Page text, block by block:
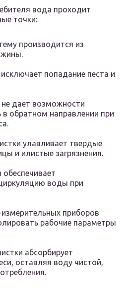
вода проходит
точки:
производится из
попадание песта и
дает возможности
в обратном направлении при
улавливает твердые
и илистые загрязнения.
воды при
приборов
рабочие параметры
абсорбирует
оставляя воду чистой,